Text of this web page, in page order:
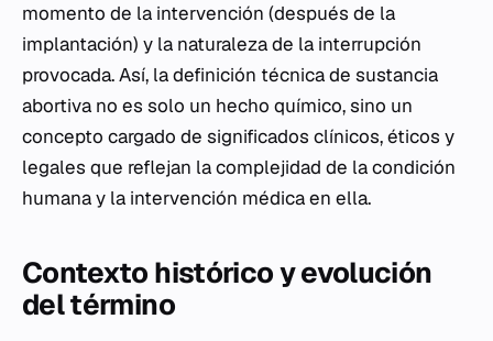
momento de la intervención (después de la
implantación) y la naturaleza de la interrupción
provocada. Así, la definición técnica de sustancia
abortiva no es solo un hecho químico, sino un
concepto cargado de significados clínicos, éticos y
legales que reflejan la complejidad de la condición
humana y la intervención médica en ella.
Contexto histórico y evolución
del término